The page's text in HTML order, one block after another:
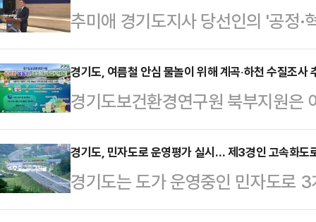
추미애 경기도지사 당선인의 '공정
기도정의 청사진을 제시하며 본격
차회의를 연 뒤 기자간담회를 열고
당선인의 핵심 가치인 공정, 혁신,
선언했다.김태년 준비위원장은 이
'준비위원회'인 점을 분명히 했다.
정의 연속성을 존중하면서, 그 위에
다는 의지의 …
경기도, 여름철 안심 물놀이 위해 계곡‧하천 수질조사
경기도보건환경연구원 북부지원은
백운계곡, 가평 백둔교 장사바위,
4곳에 대한 수질조사를 실시한다
에는 주 1회, 9월에는 월 1회 이상
에서 채취한 시료를 분석해 대장균
경기도, 민자도로 운영평가 실시… 제3경인 고속화도
경기도는 도가 운영중인 민자도로
제3경인 고속화도로가 가장 우수